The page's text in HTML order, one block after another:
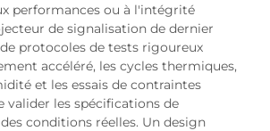
performances ou à l'intégrité
de signalisation de dernier
protocoles de tests rigoureux
accéléré, les cycles thermiques,
et les essais de contraintes
valider les spécifications de
conditions réelles. Un design